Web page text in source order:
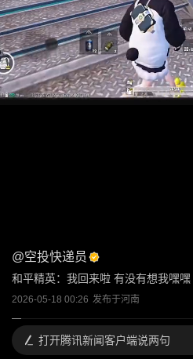
@空投快递员
和平精英：我回来啦 有没有想我嘿嘿
2026-05-18 00:26 发布于河南
打开腾讯新闻客户端说两句